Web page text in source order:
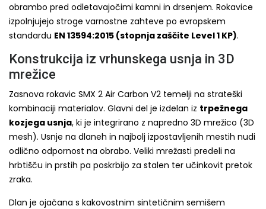
obrambo pred odletavajočimi kamni in drsenjem. Rokavice
izpolnjujejo stroge varnostne zahteve po evropskem
standardu EN 13594:2015 (stopnja zaščite Level 1 KP).
Konstrukcija iz vrhunskega usnja in 3D
mrežice
Zasnova rokavic SMX 2 Air Carbon V2 temelji na strateški
kombinaciji materialov. Glavni del je izdelan iz trpežnega
kozjega usnja, ki je integrirano z napredno 3D mrežico (3D
mesh). Usnje na dlaneh in najbolj izpostavljenih mestih nudi
odlično odpornost na obrabo. Veliki mrežasti predeli na
hrbtišču in prstih pa poskrbijo za stalen ter učinkovit pretok
zraka.
Dlan je ojačana s kakovostnim sintetičnim semišem